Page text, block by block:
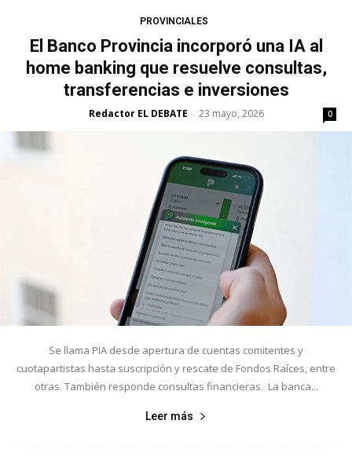
PROVINCIALES
El Banco Provincia incorporó una IA al
home banking que resuelve consultas,
transferencias e inversiones
Redactor EL DEBATE - 23 mayo, 2026 0
Se llama PIA desde apertura de cuentas comitentes y
cuotapartistas hasta suscripción y rescate de Fondos Raíces, entre
otras. También responde consultas financieras. La banca...
Leer más